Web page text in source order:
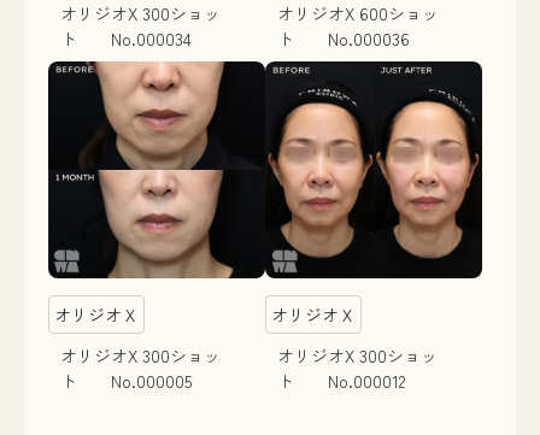
オリジオX 300ショッ
ト No.000034
オリジオX 600ショッ
ト No.000036
オリジオＸ
オリジオX 300ショッ
ト No.000005
オリジオＸ
オリジオX 300ショッ
ト No.000012